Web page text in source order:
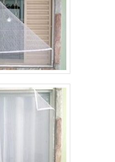
de proteção com
empresa conta
qualificados para o
em equipamentos
a sua necessidade. A
que tem sido
por toda seriedade e
a melhor experiência